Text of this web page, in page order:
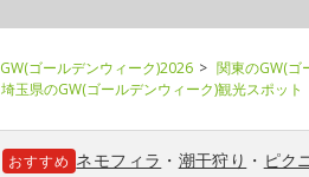
GW(ゴールデンウィーク)2026 関東のGW(ゴ
埼玉県のGW(ゴールデンウィーク)観光スポット
おすすめ ネモフィラ ・ 潮干狩り ・ ピク